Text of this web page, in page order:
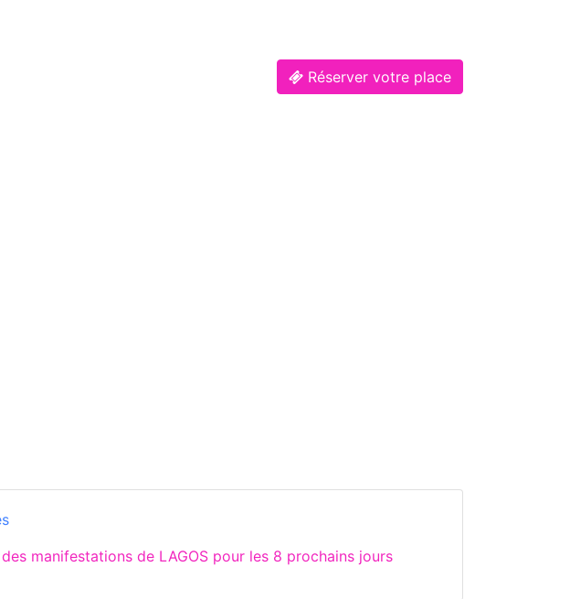
Réserver votre place
manifestations de LAGOS pour les 8 prochains jours